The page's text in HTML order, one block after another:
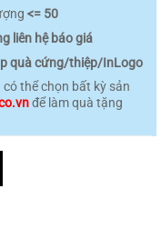
<= 50
liên hệ báo giá
quà cứng/thiệp/InLogo
thể chọn bất kỳ sản
để làm quà tặng